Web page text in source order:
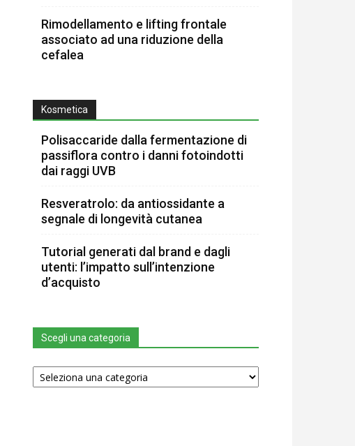
Rimodellamento e lifting frontale
associato ad una riduzione della
cefalea
Kosmetica
Polisaccaride dalla fermentazione di
passiflora contro i danni fotoindotti
dai raggi UVB
Resveratrolo: da antiossidante a
segnale di longevità cutanea
Tutorial generati dal brand e dagli
utenti: l’impatto sull’intenzione
d’acquisto
Scegli una categoria
Scegli
una